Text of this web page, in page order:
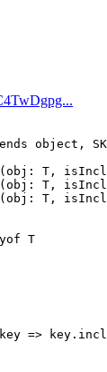
T,
T,
T,
T
=>